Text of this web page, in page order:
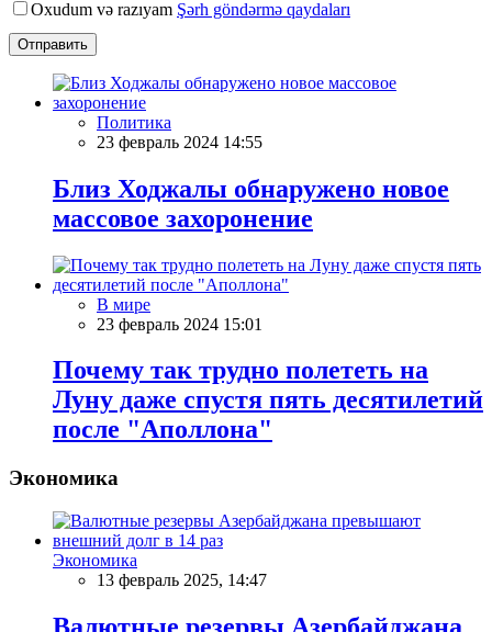
Oxudum və razıyam Şərh göndərmə qaydaları
Отправить
Политика
23 февраль 2024 14:55
Близ Ходжалы обнаружено новое
массовое захоронение
В мире
23 февраль 2024 15:01
Почему так трудно полететь на
Луну даже спустя пять десятилетий
после "Аполлона"
Экономика
Экономика
13 февраль 2025, 14:47